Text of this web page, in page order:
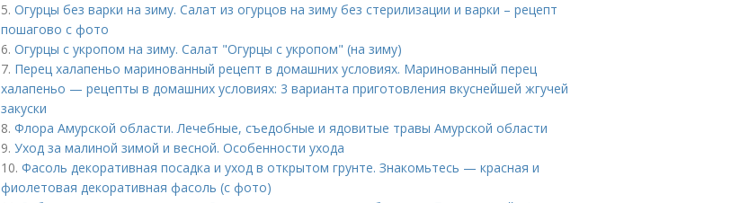
5. Огурцы без варки на зиму. Салат из огурцов на зиму без стерилизации и варки – рецепт
пошагово с фото
6. Огурцы с укропом на зиму. Салат "Огурцы с укропом" (на зиму)
7. Перец халапеньо маринованный рецепт в домашних условиях. Маринованный перец
халапеньо — рецепты в домашних условиях: 3 варианта приготовления вкуснейшей жгучей
закуски
8. Флора Амурской области. Лечебные, съедобные и ядовитые травы Амурской области
9. Уход за малиной зимой и весной. Особенности ухода
10. Фасоль декоративная посадка и уход в открытом грунте. Знакомьтесь — красная и
фиолетовая декоративная фасоль (с фото)